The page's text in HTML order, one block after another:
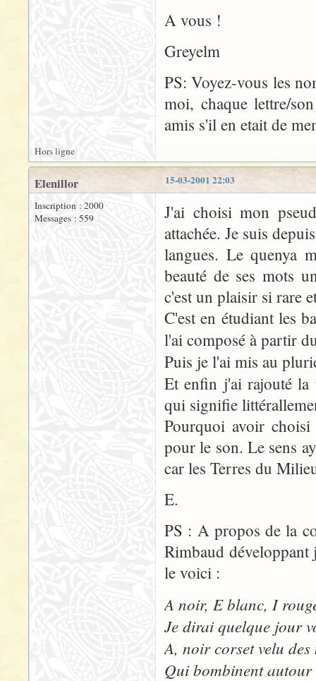
A vous !
Greyelm
PS: Voyez-vous les
moi, chaque lettre/
amis s'il en etait de
Hors ligne
15-03-2001 22:03
Elenillor
Inscription : 2000
Messages : 559
J'ai choisi mon
attachée. Je suis
langues. Le quenya
beauté de ses mots
c'est un plaisir si rare
C'est en étudiant les
l'ai composé à partir
Puis je l'ai mis au
Et enfin j'ai rajouté
qui signifie
Pourquoi avoir choisi
pour le son. Le sens
car les Terres du
E.
PS : A propos de la
Rimbaud développant
le voici :
A noir, E blanc, I
Je dirai quelque jour
A, noir corset velu des
Qui bombinent